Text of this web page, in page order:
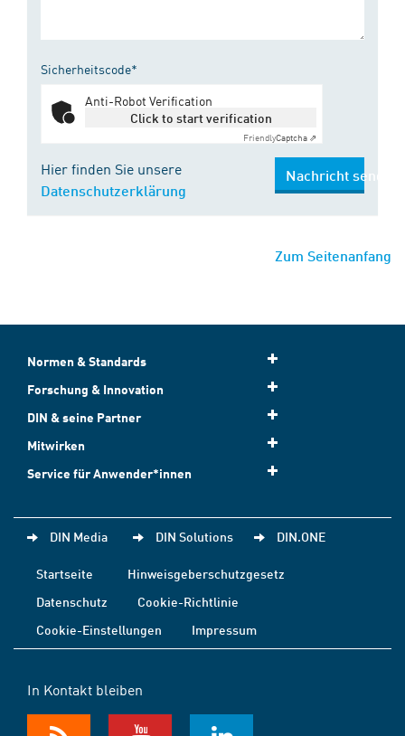
Sicherheitscode*
Anti-Robot Verification
Click to start verification
FriendlyCaptcha ⇗
Hier finden Sie unsere
Datenschutzerklärung
Nachricht senden
Zum Seitenanfang
Normen & Standards
Forschung & Innovation
DIN & seine Partner
Mitwirken
Service für Anwender*innen
DIN Media DIN Solutions DIN.ONE
Startseite
Hinweisgeberschutzgesetz
Datenschutz
Cookie-Richtlinie
Cookie-Einstellungen
Impressum
In Kontakt bleiben